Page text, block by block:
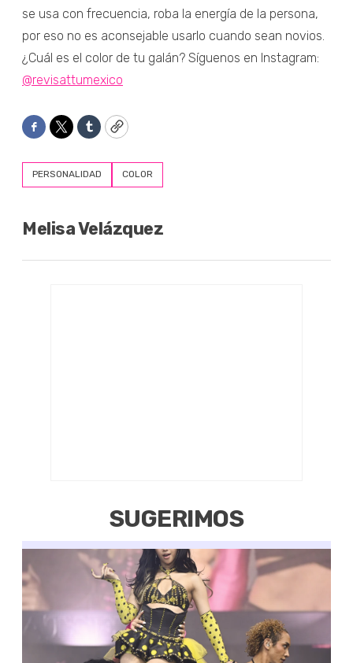
se usa con frecuencia, roba la energía de la persona,
por eso no es aconsejable usarlo cuando sean novios.
¿Cuál es el color de tu galán? Síguenos en Instagram:
@revisattumexico
Facebook
TwitterTumblrCopy
PERSONALIDAD COLOR
Melisa Velázquez
SUGERIMOS